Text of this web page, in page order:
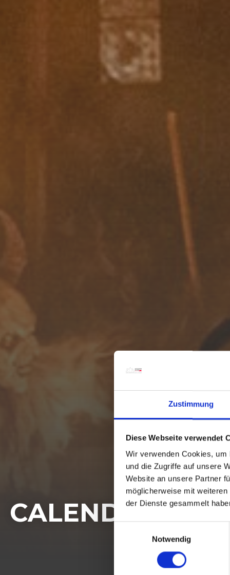
Zustimmung
Diese Webseite verwendet
Wir verwenden Cookies,
und die Zugriffe auf unsere
Website an unsere Partner
möglicherweise mit
der Dienste gesammelt
Notwendig
CALENDAR OF